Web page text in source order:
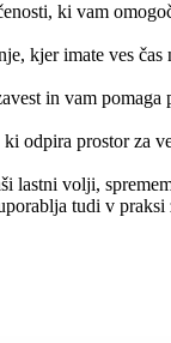
ki vam
kjer imate ves
in vam pomaga
odpira prostor za
lastni volji,
tudi v